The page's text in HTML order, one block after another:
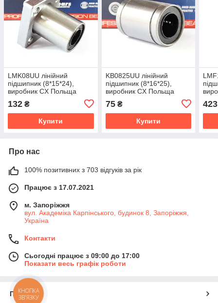
LMK08UU лінійний
підшипник (8*15*24),
виробник CX Польща
132 ₴
Купити
KB0825UU лінійний
підшипник (8*16*25),
виробник CX Польща
75₴
Купити
423
Про нас
100% позитивних з 703 відгуків за рік
Працює з 17.07.2021
м. Запоріжжя
вул. Академіка Карпінського, будинок 8, Запоріжжя,
Україна
Контакти
Сьогодні працює з 09:00 до 17:00
Показати весь графік роботи
Про нас
КНОПКА
ЗВ'ЯЗКУ